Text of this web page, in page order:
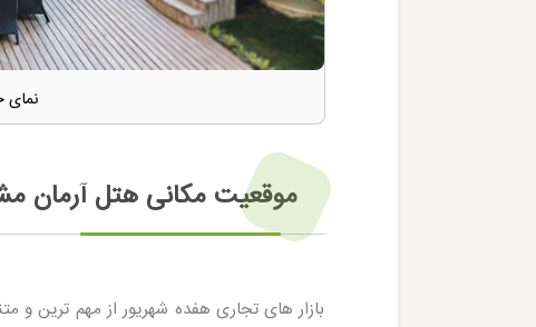
نمای
موقعیت مکانی هتل آرمان مشهد
بازار های تجاری هفده شهریور از مهم ترین و